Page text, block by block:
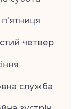
четвер
служба